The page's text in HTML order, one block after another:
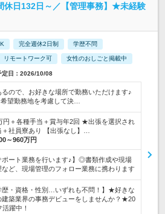
休日132日～／【管理事務】★未経験
完全週休2日制 学歴不問
リモートワーク可 女性のおしごと掲載中
日：2026/10/08
るので、お好きな場所で勤務いただけます♪
望勤務地を考慮して決…
＋各種手当＋賞与年2回 ★出張を選択され
社員寮あり 【出張なし】…
～960万円
ポート業務を行います♪】◎書類作成や現場
ど、現場管理のフォロー業務に携わります
歴・資格・性別…いずれも不問！】★好きな
建築業界の事務デビューをしませんか？★20
躍中！